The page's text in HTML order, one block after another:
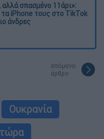
αλλά σπασμένο 11άρι»:
iPhone τους στο TikTok
άνδρες
επόμενο
άρθρο
Ουκρανία